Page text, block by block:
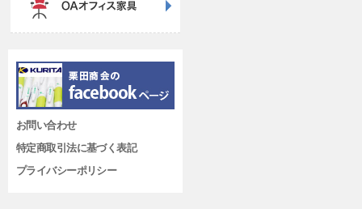
お問い合わせ
特定商取引法に基づく表記
プライバシーポリシー